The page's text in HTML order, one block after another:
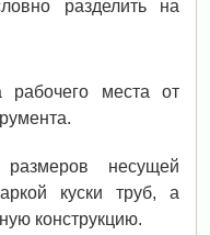
разделить на
рабочего места от
несущей
куски труб, а
конструкцию.